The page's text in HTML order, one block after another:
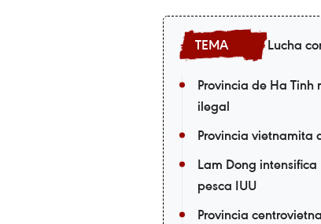
Lucha
Provincia de Ha
ilegal
Provincia vietnamita
Lam Dong
pesca IUU
Provincia